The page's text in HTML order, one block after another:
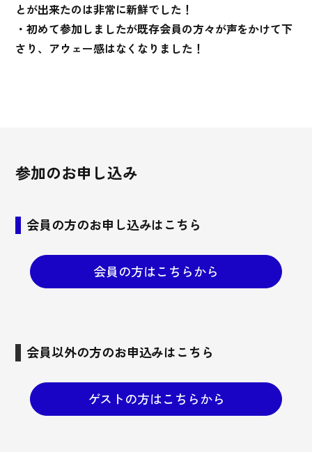
とが出来たのは非常に新鮮でした！
・初めて参加しましたが既存会員の方々が声をかけて下
さり、アウェー感はなくなりました！
参加のお申し込み
会員の方のお申し込みはこちら
会員の方はこちらから
会員以外の方のお申込みはこちら
ゲストの方はこちらから